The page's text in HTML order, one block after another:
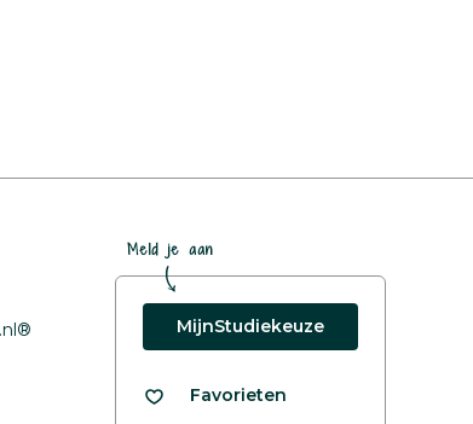
Meld je aan
MijnStudiekeuze
Favorieten